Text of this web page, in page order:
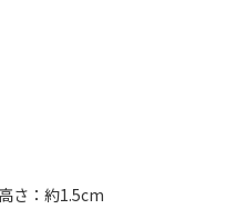
さ：約1.5cm